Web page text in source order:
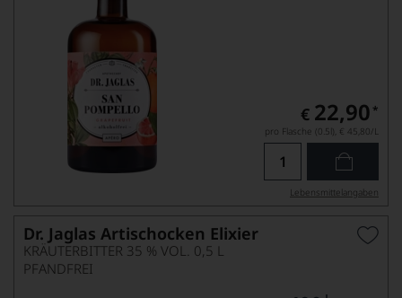
€ 22,90 *
pro Flasche (0.5l), € 45,80/L
Lebensmittel­angaben
Dr. Jaglas Artischocken Elixier
KRÄUTERBITTER 35 % VOL. 0,5 L
PFANDFREI